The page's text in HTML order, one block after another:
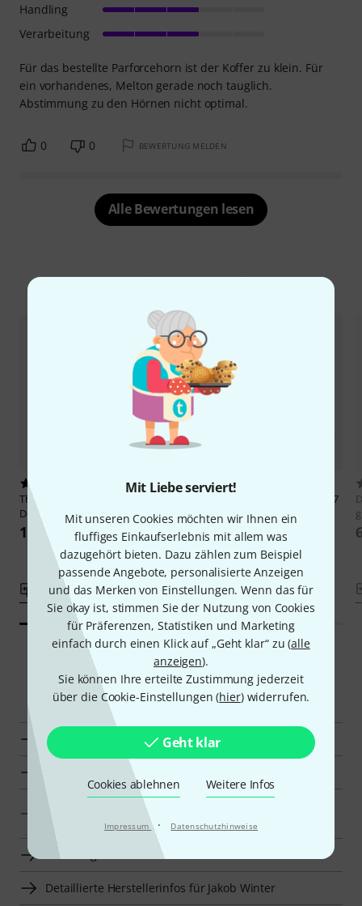
Mit Liebe serviert!
Mit unseren Cookies möchten wir Ihnen ein
fluffiges Einkaufserlebnis mit allem was
dazugehört bieten. Dazu zählen zum Beispiel
passende Angebote, personalisierte Anzeigen
und das Merken von Einstellungen. Wenn das für
Sie okay ist, stimmen Sie der Nutzung von Cookies
für Präferenzen, Statistiken und Marketing
einfach durch einen Klick auf „Geht klar“ zu (alle
anzeigen).
Sie können Ihre erteilte Zustimmung jederzeit
über die Cookie-Einstellungen (hier) widerrufen.
Geht klar
Cookies ablehnen Weitere Infos
Impressum · Datenschutzhinweise
Für das bestellte Parforcehorn ist der Koffer zu klein. Für
ein vorhandenes, Melton gerade noch tauglich.
Abstimmung zu den Hörnen nicht optimal.
Handling
Verarbeitung
0 0 BEWERTUNG MELDEN
Alle Bewertungen lesen
Alternativen vergleichen
Thomann
Deluxe
185 €
Vergleichen
Bag Parforcehorn ø 27
- 31 cm
149 €
Vergleichen
Smart Navigator
Zur Kategorie Etuis für Jagdinstrumente
Zur Kategorie Etuis für Blasinstrumente
Zur Kategorie Ständer, Zubehör und Ersatzteile für
Blasinstrumente
Zur Kategorie Blasinstrumente
Detaillierte Herstellerinfos für Jakob Winter